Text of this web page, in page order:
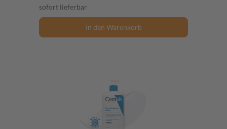
sofort lieferbar
In den Warenkorb